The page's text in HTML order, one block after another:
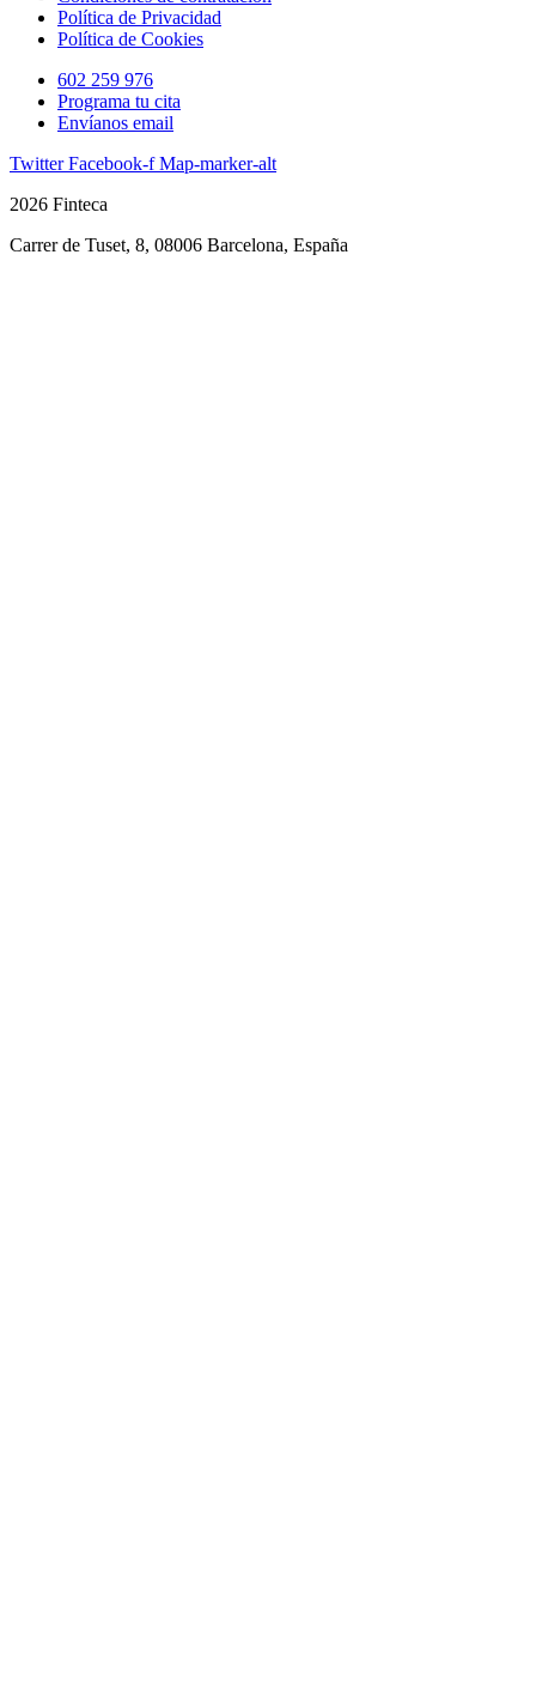
Política de Privacidad
Política de Cookies
602 259 976
Programa tu cita
Envíanos email
Twitter Facebook-f Map-marker-alt
2026 Finteca
Carrer de Tuset, 8, 08006 Barcelona, España